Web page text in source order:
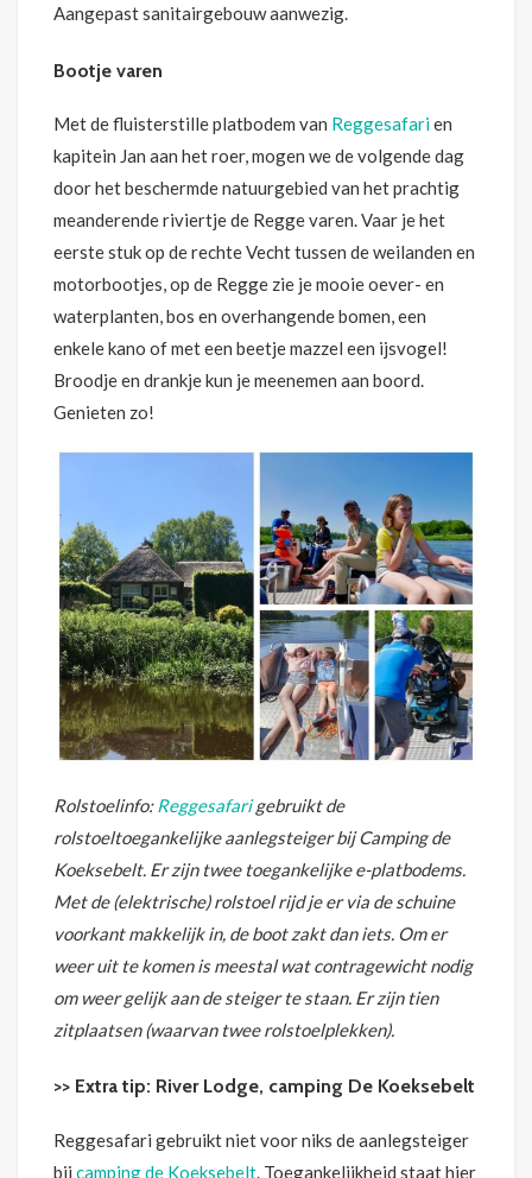
Aangepast sanitairgebouw aanwezig.
Bootje varen
Met de fluisterstille platbodem van Reggesafarien
kapitein Jan aan het roer, mogen we de volgende dag
door het beschermde natuurgebied van het prachtig
meanderende riviertje de Regge varen. Vaar je het
eerste stuk op de rechte Vecht tussen de weilanden en
motorbootjes, op de Regge zie je mooie oever- en
waterplanten, bos en overhangende bomen, een
enkele kano of met een beetje mazzel een ijsvogel!
Broodje en drankje kun je meenemen aan boord.
Genieten zo!
Rolstoelinfo:Reggesafarigebruikt de
rolstoeltoegankelijke aanlegsteiger bij Camping de
Koeksebelt. Er zijn twee toegankelijke e-platbodems.
Met de (elektrische) rolstoel rijd je er via de schuine
voorkant makkelijk in, de boot zakt dan iets. Om er
weer uit te komen is meestal wat contragewicht nodig
om weer gelijk aan de steiger te staan. Er zijn tien
zitplaatsen (waarvan twee rolstoelplekken).
>> Extra tip: River Lodge, camping De Koeksebelt
Reggesafari gebruikt niet voor niks de aanlegsteiger
bij camping de Koeksebelt. Toegankelijkheid staat hier